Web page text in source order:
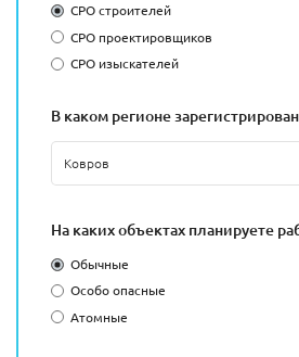
СРО строителей
СРО проектировщиков
СРО изыскателей
В каком регионе
На каких объектах планируете
Обычные
Особо опасные
Атомные